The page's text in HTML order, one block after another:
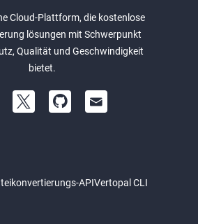
Cloud-Plattform, die kostenlose
lösungen mit Schwerpunkt
Qualität und Geschwindigkeit
bietet.
APIVertopal CLI